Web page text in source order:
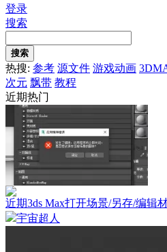
登录
搜索
搜索
热搜: 参考 源文件 游戏动画
次元 飘带 教程
近期热门
近期3ds Max打开场景/另存/编辑
宇宙超人